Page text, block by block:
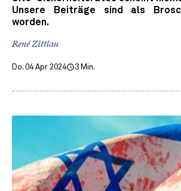
Unsere Beiträge sind als
worden.
René Zittlau
Do. 04 Apr 2024 3 Min.